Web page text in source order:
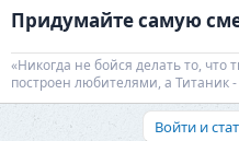
Придумайте самую
«Никогда не бойся делать то,
построен любителями, а Титаник
Войти и